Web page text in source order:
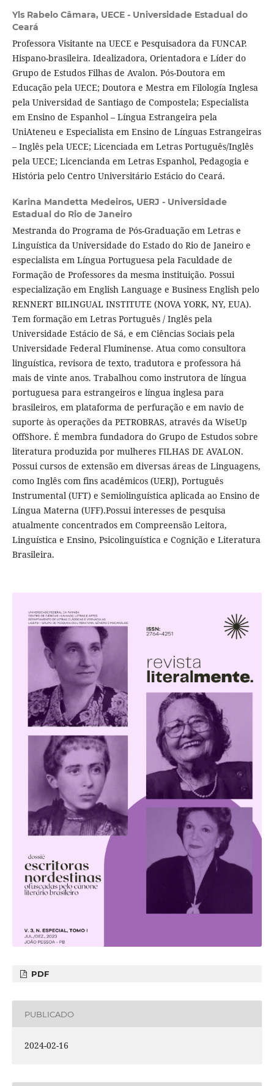
Yls Rabelo Câmara, UECE - Universidade Estadual do
Ceará
Professora Visitante na UECE e Pesquisadora da FUNCAP.
Hispano-brasileira. Idealizadora, Orientadora e Líder do
Grupo de Estudos Filhas de Avalon. Pós-Doutora em
Educação pela UECE; Doutora e Mestra em Filología Inglesa
pela Universidad de Santiago de Compostela; Especialista
em Ensino de Espanhol – Língua Estrangeira pela
UniAteneu e Especialista em Ensino de Línguas Estrangeiras
– Inglês pela UECE; Licenciada em Letras Português/Inglês
pela UECE; Licencianda em Letras Espanhol, Pedagogia e
História pelo Centro Universitário Estácio do Ceará.
Karina Mandetta Medeiros, UERJ - Universidade
Estadual do Rio de Janeiro
Mestranda do Programa de Pós-Graduação em Letras e
Linguística da Universidade do Estado do Rio de Janeiro e
especialista em Língua Portuguesa pela Faculdade de
Formação de Professores da mesma instituição. Possui
especialização em English Language e Business English pelo
RENNERT BILINGUAL INSTITUTE (NOVA YORK, NY, EUA).
Tem formação em Letras Português / Inglês pela
Universidade Estácio de Sá, e em Ciências Sociais pela
Universidade Federal Fluminense. Atua como consultora
linguística, revisora de texto, tradutora e professora há
mais de vinte anos. Trabalhou como instrutora de língua
portuguesa para estrangeiros e língua inglesa para
brasileiros, em plataforma de perfuração e em navio de
suporte às operações da PETROBRAS, através da WiseUp
OffShore. É membra fundadora do Grupo de Estudos sobre
literatura produzida por mulheres FILHAS DE AVALON.
Possui cursos de extensão em diversas áreas de Linguagens,
como Inglês com fins acadêmicos (UERJ), Português
Instrumental (UFT) e Semiolinguística aplicada ao Ensino de
Língua Materna (UFF).Possui interesses de pesquisa
atualmente concentrados em Compreensão Leitora,
Linguística e Ensino, Psicolinguística e Cognição e Literatura
Brasileira.
PDF
PUBLICADO
2024-02-16